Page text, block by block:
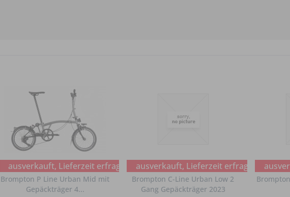
ausverkauft, Lieferzeit erfragen
Brompton P Line Urban Mid mit
Gepäckträger 4...
ausverkauft, Lieferzeit erfragen
Brompton C-Line Urban Low 2
Gang Gepäckträger 2023